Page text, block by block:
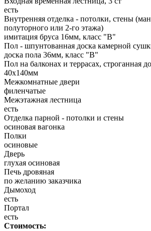
есть
Внутренняя отделка - потолки, стены
полуторного или 2-го этажа)
имитация бруса 16мм, класс "В"
Пол - шпунтованная доска камерной
доска пола 36мм, класс "B"
Пол на балконах и террасах, строганная
40x140мм
Межкомнатные двери
филенчатые
Межэтажная лестница
есть
Отделка парной - потолки и стены
осиновая вагонка
Полки
осиновые
Дверь
глухая осиновая
Печь дровяная
по желанию заказчика
Дымоход
есть
Портал
есть
Стоимость: